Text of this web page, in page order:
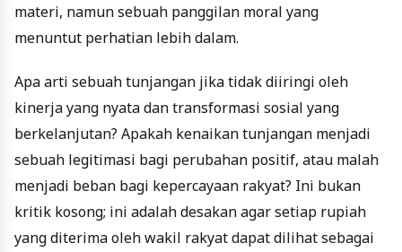
materi, namun sebuah panggilan moral yang
menuntut perhatian lebih dalam.
Apa arti sebuah tunjangan jika tidak diiringi oleh
kinerja yang nyata dan transformasi sosial yang
berkelanjutan? Apakah kenaikan tunjangan menjadi
sebuah legitimasi bagi perubahan positif, atau malah
menjadi beban bagi kepercayaan rakyat? Ini bukan
kritik kosong; ini adalah desakan agar setiap rupiah
yang diterima oleh wakil rakyat dapat dilihat sebagai